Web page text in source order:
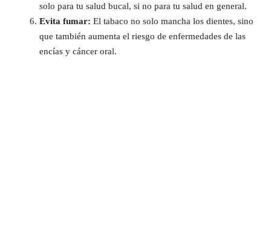
solo para tu salud bucal, si no para tu salud en general.
Evita fumar: El tabaco no solo mancha los dientes, sino
que también aumenta el riesgo de enfermedades de las
encías y cáncer oral.